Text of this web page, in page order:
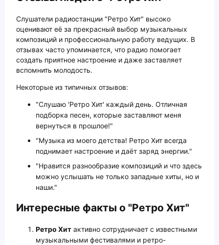
Слушатели радиостанции "Ретро Хит" высоко
оценивают её за прекрасный выбор музыкальных
композиций и профессиональную работу ведущих. В
отзывах часто упоминается, что радио помогает
создать приятное настроение и даже заставляет
вспомнить молодость.
Некоторые из типичных отзывов:
"Слушаю 'Ретро Хит' каждый день. Отличная
подборка песен, которые заставляют меня
вернуться в прошлое!"
"Музыка из моего детства! Ретро Хит всегда
поднимает настроение и даёт заряд энергии."
"Нравится разнообразие композиций и что здесь
можно услышать не только западные хиты, но и
наши."
Интересные факты о "Ретро Хит"
Ретро Хит активно сотрудничает с известными
музыкальными фестивалями и ретро-